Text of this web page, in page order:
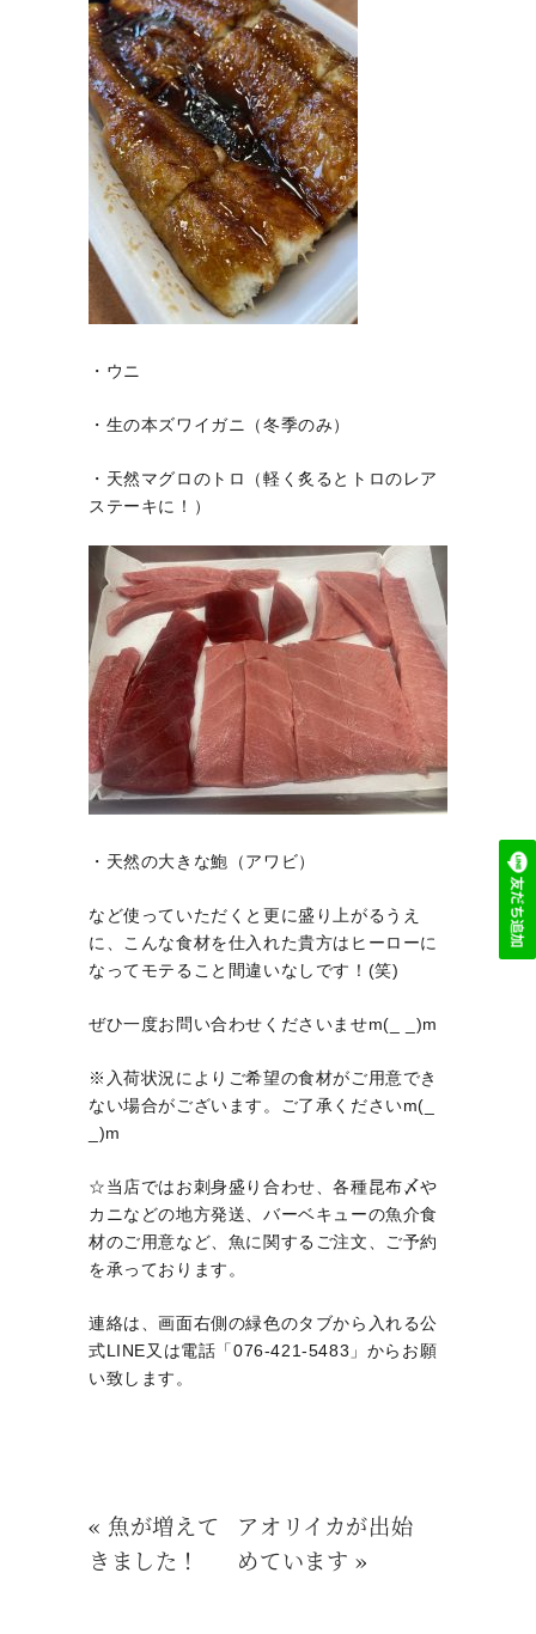
・ウニ
・生の本ズワイガニ（冬季のみ）
・天然マグロのトロ（軽く炙るとトロのレア
ステーキに！）
・天然の大きな鮑（アワビ）
など使っていただくと更に盛り上がるうえ
に、こんな食材を仕入れた貴方はヒーローに
なってモテること間違いなしです！(笑)
ぜひ一度お問い合わせくださいませm(_ _)m
※入荷状況によりご希望の食材がご用意でき
ない場合がございます。ご了承くださいm(_
_)m
☆当店ではお刺身盛り合わせ、各種昆布〆や
カニなどの地方発送、バーベキューの魚介食
材のご用意など、魚に関するご注文、ご予約
を承っております。
連絡は、画面右側の緑色のタブから入れる公
式LINE又は電話「076-421-5483」からお願
い致します。
« 魚が増えて
きました！
アオリイカが出始
めています »